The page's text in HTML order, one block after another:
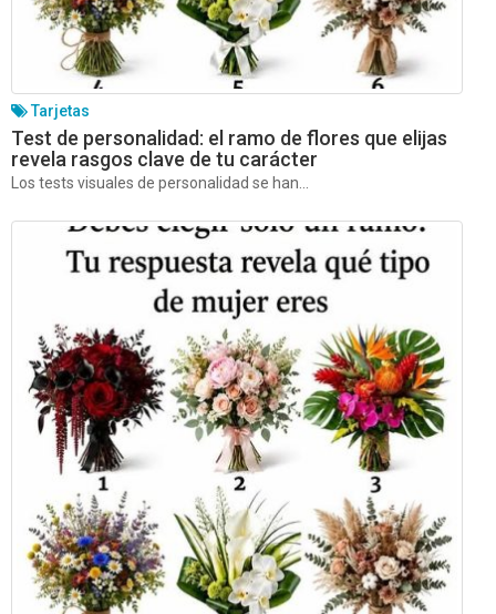
Tarjetas
Test de personalidad: el ramo de flores que elijas
revela rasgos clave de tu carácter
Los tests visuales de personalidad se han...